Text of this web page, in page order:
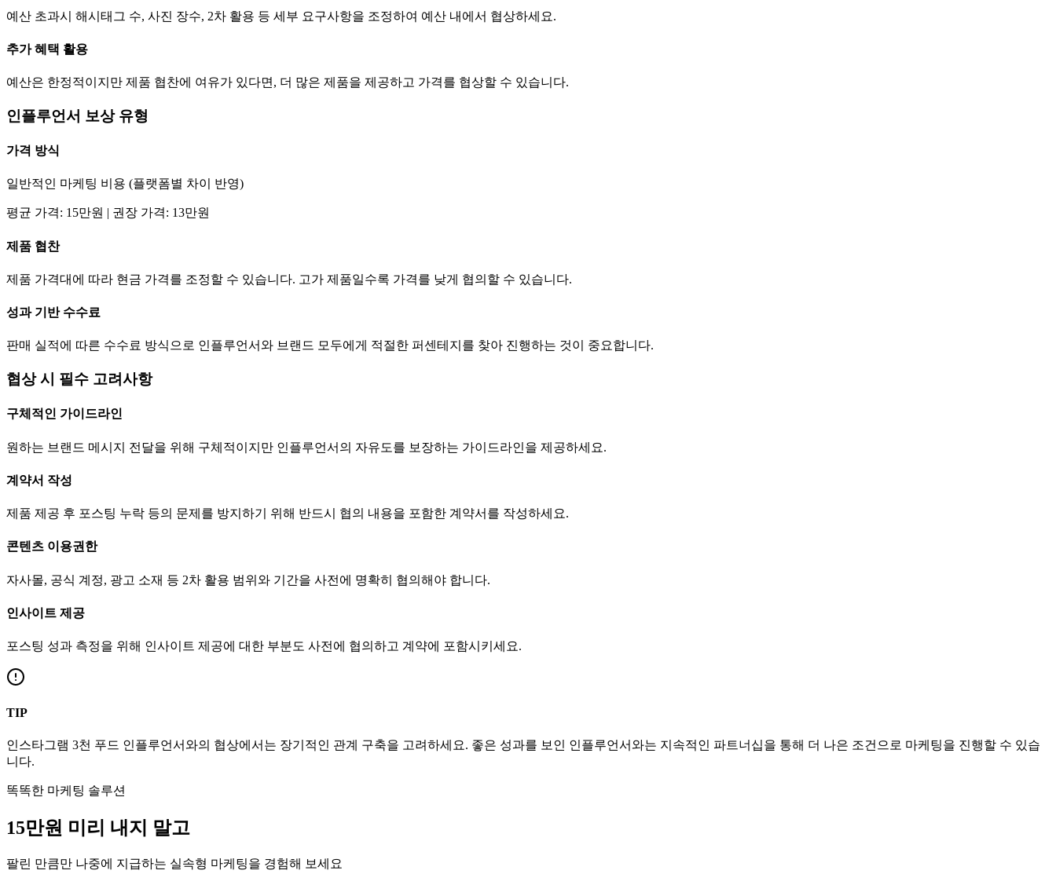
예산 초과시 해시태그 수, 사진 장수, 2차 활용 등 세부 요구사항을 조정하여 예산 내에서 협상하세요.
추가 혜택 활용
예산은 한정적이지만 제품 협찬에 여유가 있다면, 더 많은 제품을 제공하고 가격를 협상할 수 있습니다.
인플루언서 보상 유형
가격 방식
일반적인 마케팅 비용 (플랫폼별 차이 반영)
평균 가격: 15만원 | 권장 가격: 13만원
제품 협찬
제품 가격대에 따라 현금 가격를 조정할 수 있습니다. 고가 제품일수록 가격를 낮게 협의할 수 있습니다.
성과 기반 수수료
판매 실적에 따른 수수료 방식으로 인플루언서와 브랜드 모두에게 적절한 퍼센테지를 찾아 진행하는 것이 중요합니다.
협상 시 필수 고려사항
구체적인 가이드라인
원하는 브랜드 메시지 전달을 위해 구체적이지만 인플루언서의 자유도를 보장하는 가이드라인을 제공하세요.
계약서 작성
제품 제공 후 포스팅 누락 등의 문제를 방지하기 위해 반드시 협의 내용을 포함한 계약서를 작성하세요.
콘텐츠 이용권한
자사몰, 공식 계정, 광고 소재 등 2차 활용 범위와 기간을 사전에 명확히 협의해야 합니다.
인사이트 제공
포스팅 성과 측정을 위해 인사이트 제공에 대한 부분도 사전에 협의하고 계약에 포함시키세요.
TIP
인스타그램 3천 푸드 인플루언서와의 협상에서는 장기적인 관계 구축을 고려하세요. 좋은 성과를 보인 인플루언서와는 지속적인 파트너십을 통해 더 나은 조건으로 마케팅을 진행할 수 있습
니다.
똑똑한 마케팅 솔루션
15만원 미리 내지 말고
팔린 만큼만 나중에 지급하는 실속형 마케팅을 경험해 보세요